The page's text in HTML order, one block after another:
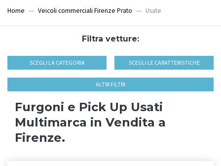
Home Veicoli commerciali Firenze Prato Usate
Filtra vetture:
SCEGLI LA CATEGORIA SCEGLI LE CARATTERISTICHE
ALTRI FILTRI
Furgoni e Pick Up Usati
Multimarca in Vendita a
Firenze.